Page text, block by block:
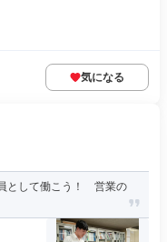
気になる
として働こう！ 営業の